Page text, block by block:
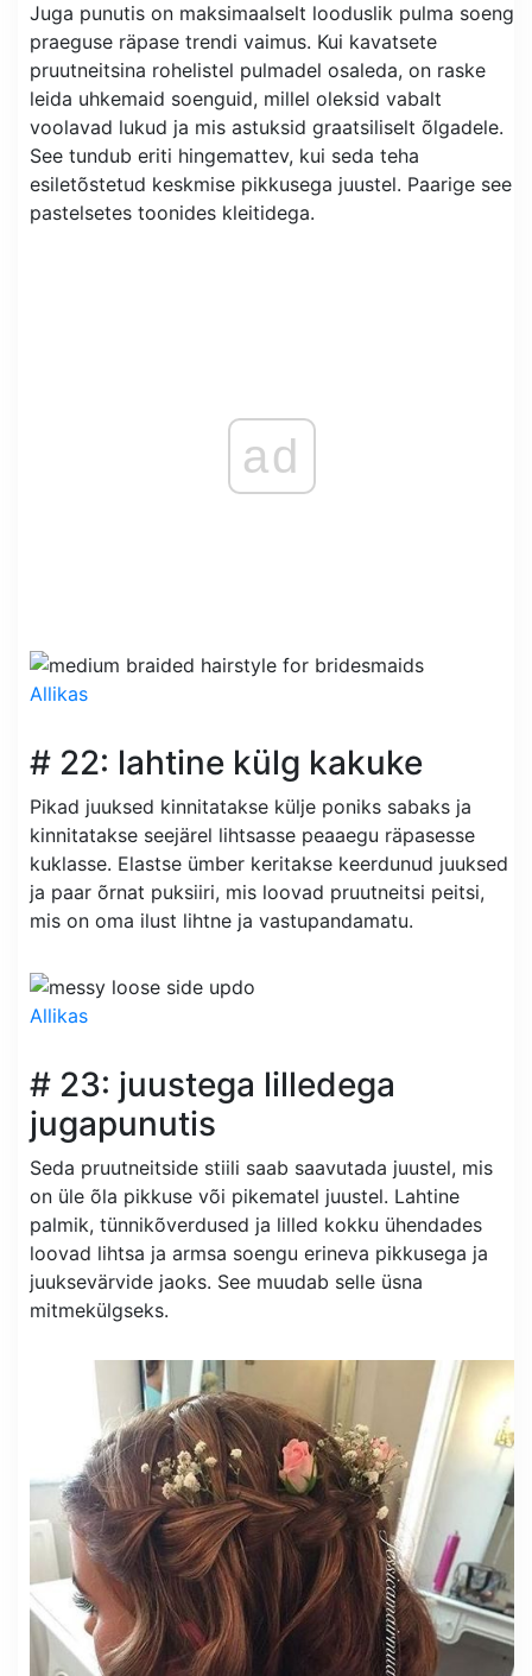
Juga punutis on maksimaalselt looduslik pulma soeng
praeguse räpase trendi vaimus. Kui kavatsete
pruutneitsina rohelistel pulmadel osaleda, on raske
leida uhkemaid soenguid, millel oleksid vabalt
voolavad lukud ja mis astuksid graatsiliselt õlgadele.
See tundub eriti hingemattev, kui seda teha
esiletõstetud keskmise pikkusega juustel. Paarige see
pastelsetes toonides kleitidega.
ad
Allikas
# 22: lahtine külg kakuke
Pikad juuksed kinnitatakse külje poniks sabaks ja
kinnitatakse seejärel lihtsasse peaaegu räpasesse
kuklasse. Elastse ümber keritakse keerdunud juuksed
ja paar õrnat puksiiri, mis loovad pruutneitsi peitsi,
mis on oma ilust lihtne ja vastupandamatu.
Allikas
# 23: juustega lilledega
jugapunutis
Seda pruutneitside stiili saab saavutada juustel, mis
on üle õla pikkuse või pikematel juustel. Lahtine
palmik, tünnikõverdused ja lilled kokku ühendades
loovad lihtsa ja armsa soengu erineva pikkusega ja
juuksevärvide jaoks. See muudab selle üsna
mitmekülgseks.